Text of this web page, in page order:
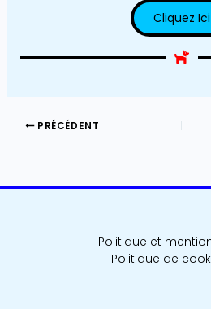
Cliquez Ici
PRÉCÉDENT
Politique et
Politique de